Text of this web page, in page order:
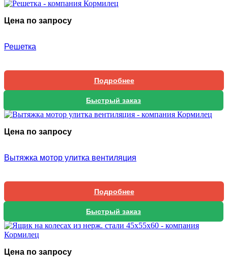
Цена по запросу
Решетка
Подробнее
Быстрый заказ
Цена по запросу
Вытяжка мотор улитка вентиляция
Подробнее
Быстрый заказ
Цена по запросу